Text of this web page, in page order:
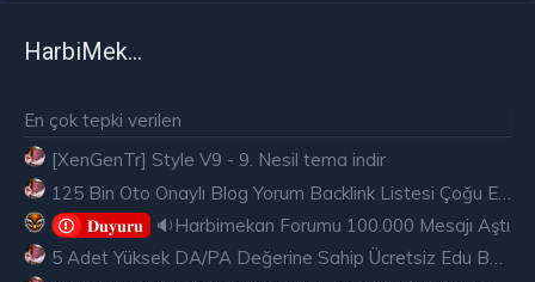
HarbiMekân
En çok tepki verilen
[XenGenTr] Style V9 - 9. Nesil tema indir
𝐃𝐮𝐲𝐮𝐫𝐮
🔉Harbimekan Forumu 100.000 Mesajı Aştı
5 Adet Yüksek DA/PA Değerine Sahip Ücretsiz Edu Backlink